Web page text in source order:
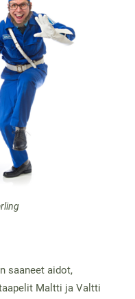
saaneet aidot,
Maltti ja Valtti